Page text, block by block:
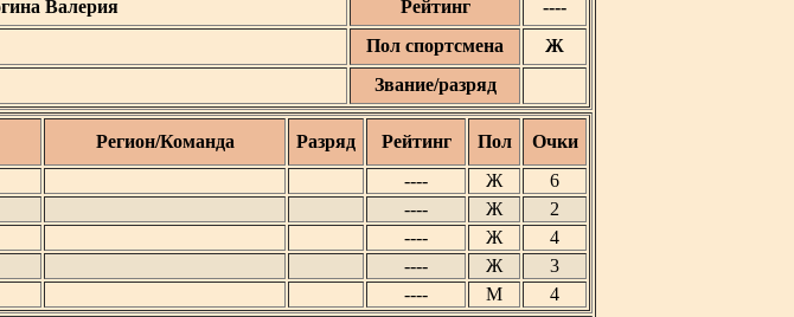
Валерия Рейтинг
----
Пол спортсмена
Ж
Звание/разряд
Регион/Команда Разряд Рейтинг Пол
Очки
---- Ж
6
---- Ж
2
---- Ж
4
---- Ж
3
---- М
4